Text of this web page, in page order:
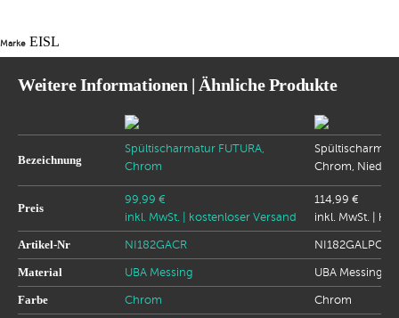
Marke EISL
Weitere Informationen | Ähnliche Produkte
Bezeichnung
Spültischarmatur FUTURA,
Chrom
Chrom,
Preis
99,99 €
inkl. MwSt.
| kostenloser Versand
114,99 €
inkl. MwSt.
|
Artikel-Nr NI182GACR NI182GALPCR
Material UBA Messing UBA Messing
Farbe Chrom Chrom